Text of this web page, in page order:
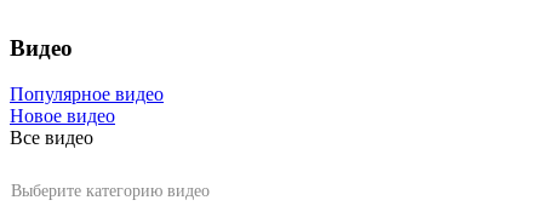
Видео
Популярное видео
Новое видео
Все видео
Выберите категорию видео